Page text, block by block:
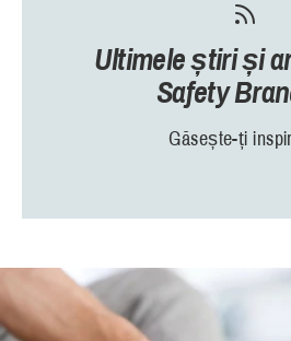
Ultimele știri și
Safety
Găsește-ți